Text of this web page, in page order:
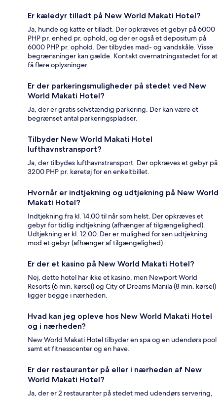
Er kæledyr tilladt på New World Makati Hotel?
Ja, hunde og katte er tilladt. Der opkræves et gebyr på 6000
PHP pr. enhed pr. ophold, og der er også et depositum på
6000 PHP pr. ophold. Der tilbydes mad- og vandskåle. Visse
begrænsninger kan gælde. Kontakt overnatningsstedet for at
få flere oplysninger.
Er der parkeringsmuligheder på stedet ved New
World Makati Hotel?
Ja, der er gratis selvstændig parkering. Der kan være et
begrænset antal parkeringspladser.
Tilbyder New World Makati Hotel
lufthavnstransport?
Ja, der tilbydes lufthavnstransport. Der opkræves et gebyr på
3200 PHP pr. køretøj for en enkeltbillet.
Hvornår er indtjekning og udtjekning på New World
Makati Hotel?
Indtjekning fra kl. 14.00 til når som helst. Der opkræves et
gebyr for tidlig indtjekning (afhænger af tilgængelighed).
Udtjekning er kl. 12.00. Der er mulighed for sen udtjekning
mod et gebyr (afhænger af tilgængelighed).
Er der et kasino på New World Makati Hotel?
Nej, dette hotel har ikke et kasino, men Newport World
Resorts (6 min. kørsel) og City of Dreams Manila (8 min. kørsel)
ligger begge i nærheden.
Hvad kan jeg opleve hos New World Makati Hotel
og i nærheden?
New World Makati Hotel tilbyder en spa og en udendørs pool
samt et fitnesscenter og en have.
Er der restauranter på eller i nærheden af New
World Makati Hotel?
Ja, der er 2 restauranter på stedet med udendørs servering,